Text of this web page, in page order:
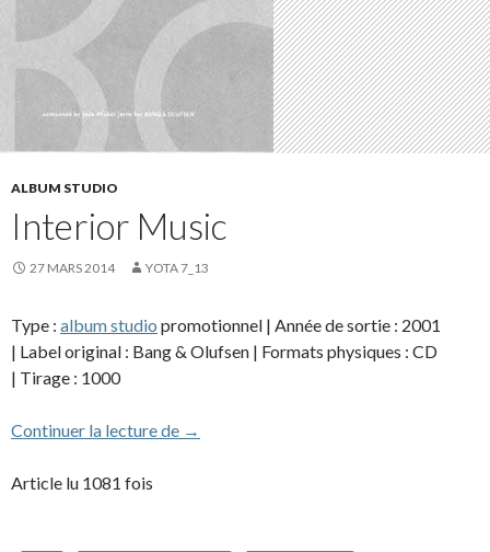
ALBUM STUDIO
Interior Music
27 MARS 2014 YOTA 7_13
Type : album studio promotionnel | Année de sortie : 2001
| Label original : Bang & Olufsen | Formats physiques : CD
| Tirage : 1000
Continuer la lecture de Interior Music
→
Article lu 1081 fois